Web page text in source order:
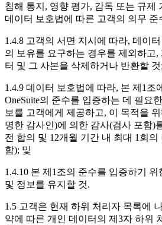
침해 통지, 영향 평가, 감독 또는 규제
데이터 보호법에 따른 고객의 의무 준
1.4.8 고객의 서면 지시에 따라, 데이
의 보유를 요구하는 경우를 제외하고,
터 및 그 사본을 삭제하거나 반환할
1.4.9 데이터 보호법에 따라, 본 제1조
OneSuite의 준수를 입증하는 데 필요
보를 고객에게 제공하고, 이 목적을
명한 감사인)에 의한 감사(검사 포함)
전 합의 및 12개월 기간 내 최대 1회
함); 및
1.4.10 본 제1조의 준수를 입증하기
및 정보를 유지할 것.
1.5 고객은 현재 하위 처리자 목록에
약에 따른 개인 데이터의 제3자 하위